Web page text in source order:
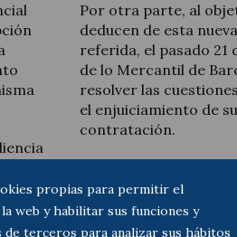
propias para permitir el
web y habilitar sus funciones y
terceros para analizar sus hábitos
Por otra parte, al
deducen de esta
referida, el pasado 21
de lo Mercantil de
resolver las
el enjuiciamiento de
contratación.
Las conclusiones al
En los
alguna